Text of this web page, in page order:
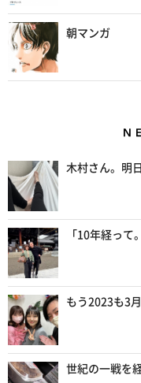
朝マンガ
木村さん。明
「10年経って
もう2023も3
世紀の一戦を